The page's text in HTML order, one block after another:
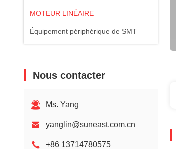
MOTEUR LINÉAIRE
Équipement périphérique de SMT
Nous contacter
Ms. Yang
yanglin@suneast.com.cn
+86 13714780575